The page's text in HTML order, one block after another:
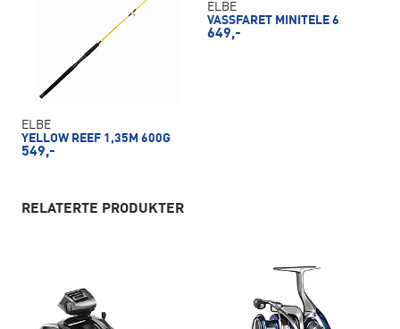
ELBE
YELLOW REEF 1,35M 600G
549,-
ELBE
VASSFARET MINITELE 6
649,-
RELATERTE PRODUKTER